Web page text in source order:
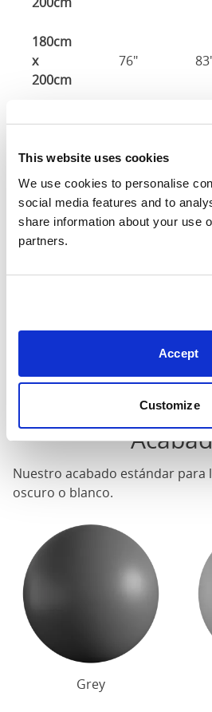
This website uses cookies
We use cookies to personalise
social media features and to
share information about your use
partners.
Accept
Customize
180cm
x
200cm
76"
Tamaño del colchón: El tamaño
Ancho: El ancho exterior de la
Largo: La longitud exterior de la
exterior de la cama
Altura de la cabeza: La altura
del marco de la cama
la cama
Estas dimensiones son las
marco de la cama. Puede haber
una pulgada en las dimensiones
Póngase en contacto para
precisas de nuestras camas.
Nuestro acabado estándar para
oscuro o blanco.
Grey